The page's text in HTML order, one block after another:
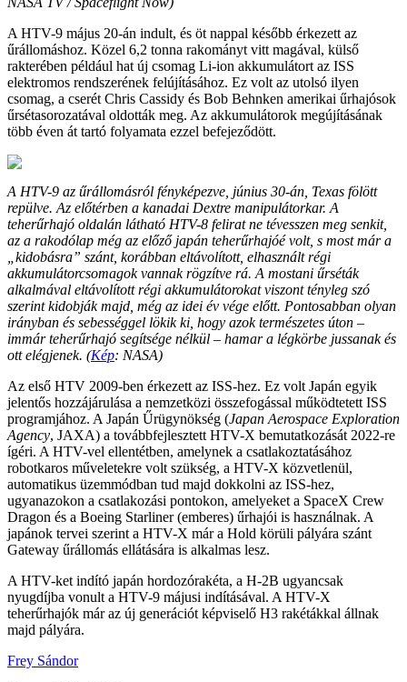
A HTV-9 május 20-án indult, és öt nappal később érkezett az
űrállomáshoz. Közel 6,2 tonna rakományt vitt magával, külső
rakterében például hat új csomag Li-ion akkumulátort az ISS
elektromos rendszerének felújításához. Ez volt az utolsó ilyen
csomag, a cserét Chris Cassidy és Bob Behnken amerikai űrhajósok
űrsétasorozatával oldották meg. Az akkumulátorok megújításának
több éven át tartó folyamata ezzel befejeződött.
A HTV-9 az űrállomásról fényképezve, június 30-án, Texas fölött
repülve. Az előtérben a kanadai Dextre manipulátorkar. A
teherűrhajó oldalán látható HTV-8 felirat ne tévesszen meg senkit,
az a rakodólap még az előző japán teherűrhajóé volt, s most már a
„kidobásra” szánt, korábban eltávolított, elhasznált régi
akkumulátorcsomagok vannak rögzítve rá. A mostani űrséták
alkalmával eltávolított régi akkumulátorokat viszont tényleg szó
szerint kidobják majd, még az idei év vége előtt. Pontosabban olyan
irányban és sebességgel lökik ki, hogy azok természetes úton –
immár teherűrhajó segítsége nélkül – hamar a légkörbe jussanak és
ott elégjenek. (Kép: NASA)
Az első HTV 2009-ben érkezett az ISS-hez. Ez volt Japán egyik
jelentős hozzájárulása a nemzetközi összefogással működtetett ISS
programjához. A Japán Űrügynökség (Japan Aerospace Exploration
Agency, JAXA) a továbbfejlesztett HTV-X bemutatkozását 2022-re
ígéri. A HTV-vel ellentétben, amelynek a csatlakoztatásához
robotkaros műveletekre volt szükség, a HTV-X közvetlenül,
automatikus üzemmódban tud majd dokkolni az ISS-hez,
ugyanazokon a csatlakozási pontokon, amelyeket a SpaceX Crew
Dragon és a Boeing Starliner (emberes) űrhajói is használnak. A
japánok tervei szerint a HTV-X már a Hold körüli pályára szánt
Gateway űrállomás ellátására is alkalmas lesz.
A HTV-ket indító japán hordozórakéta, a H-2B ugyancsak
nyugdíjba vonult a HTV-9 májusi indításával. A HTV-X
teherűrhajók már az új generációt képviselő H3 rakétákkal állnak
majd pályára.
Frey Sándor